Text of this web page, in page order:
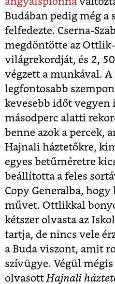
Budában pedig még a
felfedezte. Cserna-
megdöntötte az
világrekordját, és 2,
végzett a munkával.
legfontosabb
kevesebb időt vegyen
másodperc alatti
benne azok a percek,
Hajnali háztetőkre,
egyes betűméretre
beállította a feles
Copy Generalba, hogy
művet. Ottlikkal
kétszer olvasta az
tartja, de nincs vele
a Buda viszont, amit
szívügye. Végül mégis
olvasott Hajnali